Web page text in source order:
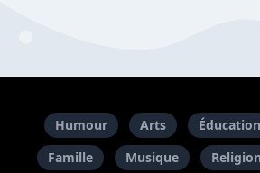
Humour Arts Éducation
Famille
Musique